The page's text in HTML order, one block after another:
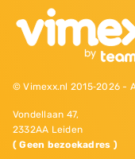
© Vimexx.nl 2015‐2026 -
Vondellaan 47,
2332AA Leiden
( Geen bezoekadres )